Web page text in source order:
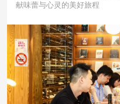
献味蕾与心灵的美好旅程